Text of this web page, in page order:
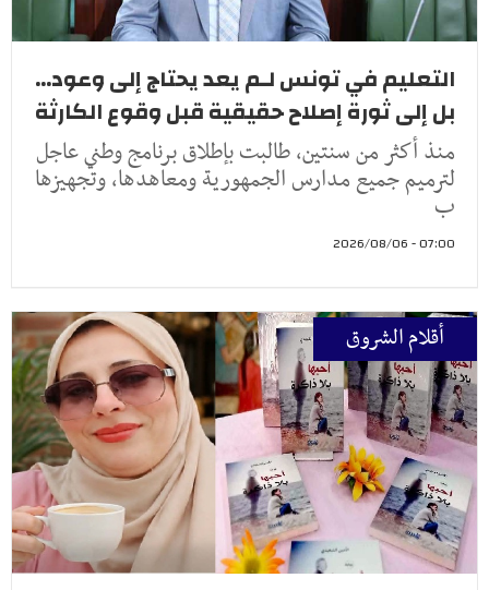
التعليم في تونس لـم يعد يحتاج إلى وعود...
بل إلى ثورة إصلاح حقيقية قبل وقوع الكارثة
منذ أكثر من سنتين، طالبت بإطلاق برنامج وطني عاجل
لترميم جميع مدارس الجمهورية ومعاهدها، وتجهيزها
ب
07:00 - 2026/08/06
أقلام الشروق